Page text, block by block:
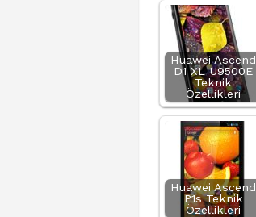
Huawei Ascend
D1 XL U9500E
Teknik
Özellikleri
Huawei Ascend
P1s Teknik
Özellikleri